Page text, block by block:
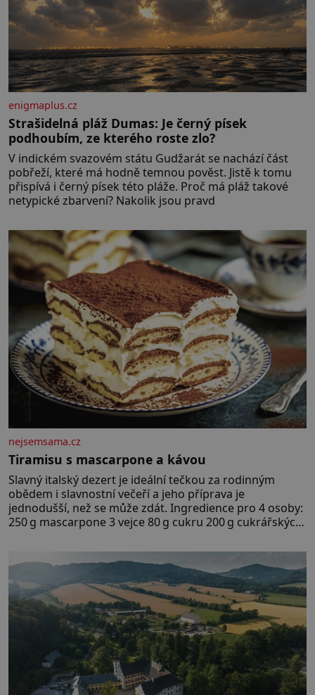
enigmaplus.cz
Strašidelná pláž Dumas: Je černý písek
podhoubím, ze kterého roste zlo?
V indickém svazovém státu Gudžarát se nachází část
pobřeží, které má hodně temnou pověst. Jistě k tomu
přispívá i černý písek této pláže. Proč má pláž takové
netypické zbarvení? Nakolik jsou pravd
nejsemsama.cz
Tiramisu s mascarpone a kávou
Slavný italský dezert je ideální tečkou za rodinným
obědem i slavnostní večeří a jeho příprava je
jednodušší, než se může zdát. Ingredience pro 4 osoby:
250 g mascarpone 3 vejce 80 g cukru 200 g cukrářských
posypání Postup: Oddělte žloutky od bílků. Žloutky
vyšlehejte s cukrem do světlé pěny a postupně do nich
vmíchejte mascarpone, aby vznikl hladký